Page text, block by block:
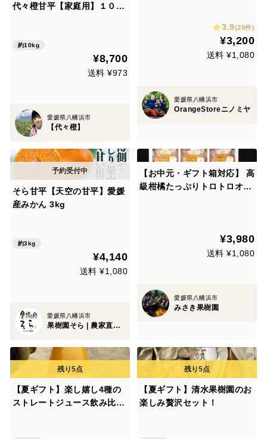
代々橙甘平【家庭用】１０ｋ
約10kg
¥8,700
送料 ¥973
愛媛県八幡浜市
【代々橙】
3.9(28件)
¥3,200
送料 ¥1,080
愛媛県八幡浜市
OrangeStoreニノミヤ
そら甘平【天空の甘平】愛媛
産みかん 3kg
約3kg
¥4,140
送料 ¥1,080
愛媛県八幡浜市
果樹園そら | 農家直送みかん
【お中元・ギフト箱対応】 高
級柑橘たっぷりトロトロオレ
¥3,980
送料 ¥1,080
愛媛県八幡浜市
みさき果樹園
【夏ギフト】楽し嬉し4種の
ストレートジュース飲み比べ
【夏ギフト】清水果樹園のお
楽しみ贅沢セット！